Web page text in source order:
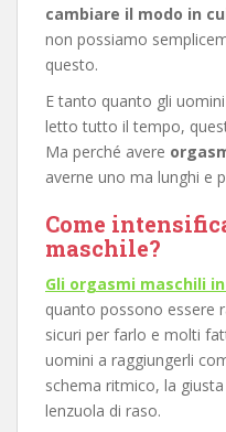
cambiare il modo in
non possiamo
questo.
E tanto quanto gli
letto tutto il tempo,
Ma perché avere
averne uno ma lunghi e
Come
maschile?
Gli orgasmi maschili
quanto possono essere
sicuri per farlo e molti
uomini a raggiungerli
schema ritmico, la
lenzuola di raso.